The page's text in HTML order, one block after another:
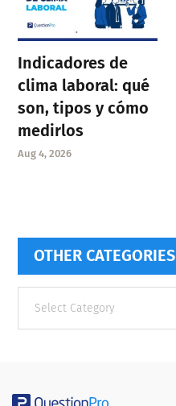
Indicadores de
clima laboral: qué
son, tipos y cómo
medirlos
Aug 4, 2026
OTHER CATEGORIES
categories